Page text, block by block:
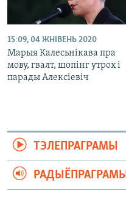
15:09, 04 ЖНІВЕНЬ 2020
Марыя Калесьнікава пра
мову, гвалт, шопінг утрох і
парады Алексіевіч
ТЭЛЕПРАГРАМЫ
РАДЫЁПРАГРАМЫ